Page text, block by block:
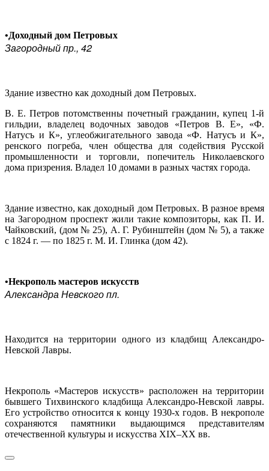
•Доходный дом Петровых
Загородный пр., 42
Здание известно как доходный дом Петровых.
В. Е. Петров потомственны почетный гражданин, купец 1-й
гильдии, владелец водочных заводов «Петров В. Е», «Ф.
Натусъ и К», углеобжигательного завода «Ф. Натусъ и К»,
ренского погреба, член общества для содействия Русской
промышленности и торговли, попечитель Николаевского
дома призрения. Владел 10 домами в разных частях города.
Здание известно, как доходный дом Петровых. В разное время
на Загородном проспект жили такие композиторы, как П. И.
Чайковский, (дом № 25), А. Г. Рубинштейн (дом № 5), а также
с 1824 г. — по 1825 г. М. И. Глинка (дом 42).
•Некрополь мастеров искусств
Александра Невского пл.
Находится на территории одного из кладбищ Александро-
Невской Лавры.
Некрополь «Мастеров искусств» расположен на территории
бывшего Тихвинского кладбища Александро-Невской лавры.
Его устройство относится к концу 1930-х годов. В некрополе
сохраняются памятники выдающимся представителям
отечественной культуры и искусства XIX–XX вв.